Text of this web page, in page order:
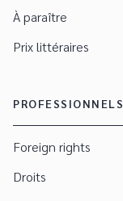
À paraître
Prix littéraires
PROFESSIONNELS
Foreign rights
Droits